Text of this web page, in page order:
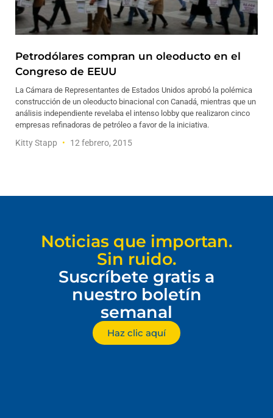
Petrodólares compran un oleoducto en el
Congreso de EEUU
La Cámara de Representantes de Estados Unidos aprobó la polémica
construcción de un oleoducto binacional con Canadá, mientras que un
análisis independiente revelaba el intenso lobby que realizaron cinco
empresas refinadoras de petróleo a favor de la iniciativa.
Kitty Stapp 12 febrero, 2015
Noticias que importan.
Sin ruido.
Suscríbete gratis a
nuestro boletín
semanal
Haz clic aquí